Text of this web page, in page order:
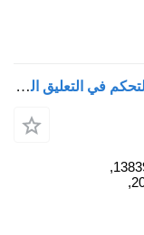
صمام التحكم في الفرامل Scania صمام التحكم في التعليق الهوائي، Ecas 1448079 لـ السيارات القاطرة Scania R420
1448079 1383956, 2084508, 1448079, 1383955,
5010422345, 41211013, 1343254, 20707211,